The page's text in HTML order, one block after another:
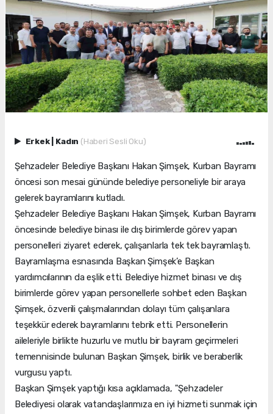
Erkek Kadın (Haberi Sesli Oku)
Şehzadeler Belediye Başkanı Hakan Şimşek, Kurban Bayramı
öncesi son mesai gününde belediye personeliyle bir araya
gelerek bayramlarını kutladı.
Şehzadeler Belediye Başkanı Hakan Şimşek, Kurban Bayramı
öncesinde belediye binası ile dış birimlerde görev yapan
personelleri ziyaret ederek, çalışanlarla tek tek bayramlaştı.
Bayramlaşma esnasında Başkan Şimşek’e Başkan
yardımcılarının da eşlik etti. Belediye hizmet binası ve dış
birimlerde görev yapan personellerle sohbet eden Başkan
Şimşek, özverili çalışmalarından dolayı tüm çalışanlara
teşekkür ederek bayramlarını tebrik etti. Personellerin
aileleriyle birlikte huzurlu ve mutlu bir bayram geçirmeleri
temennisinde bulunan Başkan Şimşek, birlik ve beraberlik
vurgusu yaptı.
Başkan Şimşek yaptığı kısa açıklamada, "Şehzadeler
Belediyesi olarak vatandaşlarımıza en iyi hizmeti sunmak için